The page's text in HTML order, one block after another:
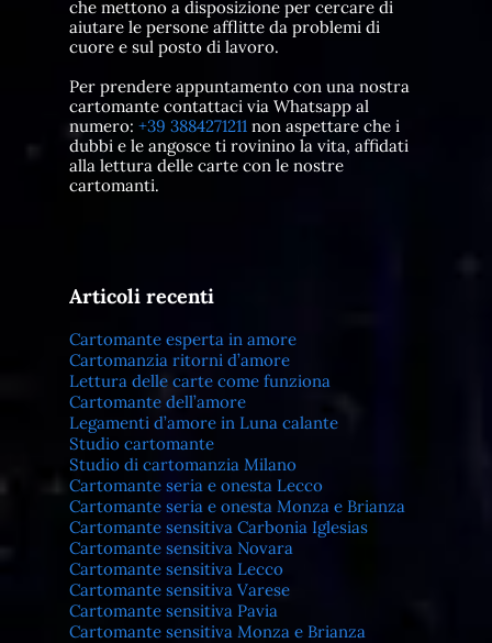
che mettono a disposizione per cercare di
aiutare le persone afflitte da problemi di
cuore e sul posto di lavoro.
Per prendere appuntamento con una nostra
cartomante contattaci via Whatsapp al
numero: +39 3884271211non aspettare che i
dubbi e le angosce ti rovinino la vita, affidati
alla lettura delle carte con le nostre
cartomanti.
Articoli recenti
Cartomante esperta in amore
Cartomanzia ritorni d’amore
Lettura delle carte come funziona
Cartomante dell’amore
Legamenti d’amore in Luna calante
Studio cartomante
Studio di cartomanzia Milano
Cartomante seria e onesta Lecco
Cartomante seria e onesta Monza e Brianza
Cartomante sensitiva Carbonia Iglesias
Cartomante sensitiva Novara
Cartomante sensitiva Lecco
Cartomante sensitiva Varese
Cartomante sensitiva Pavia
Cartomante sensitiva Monza e Brianza